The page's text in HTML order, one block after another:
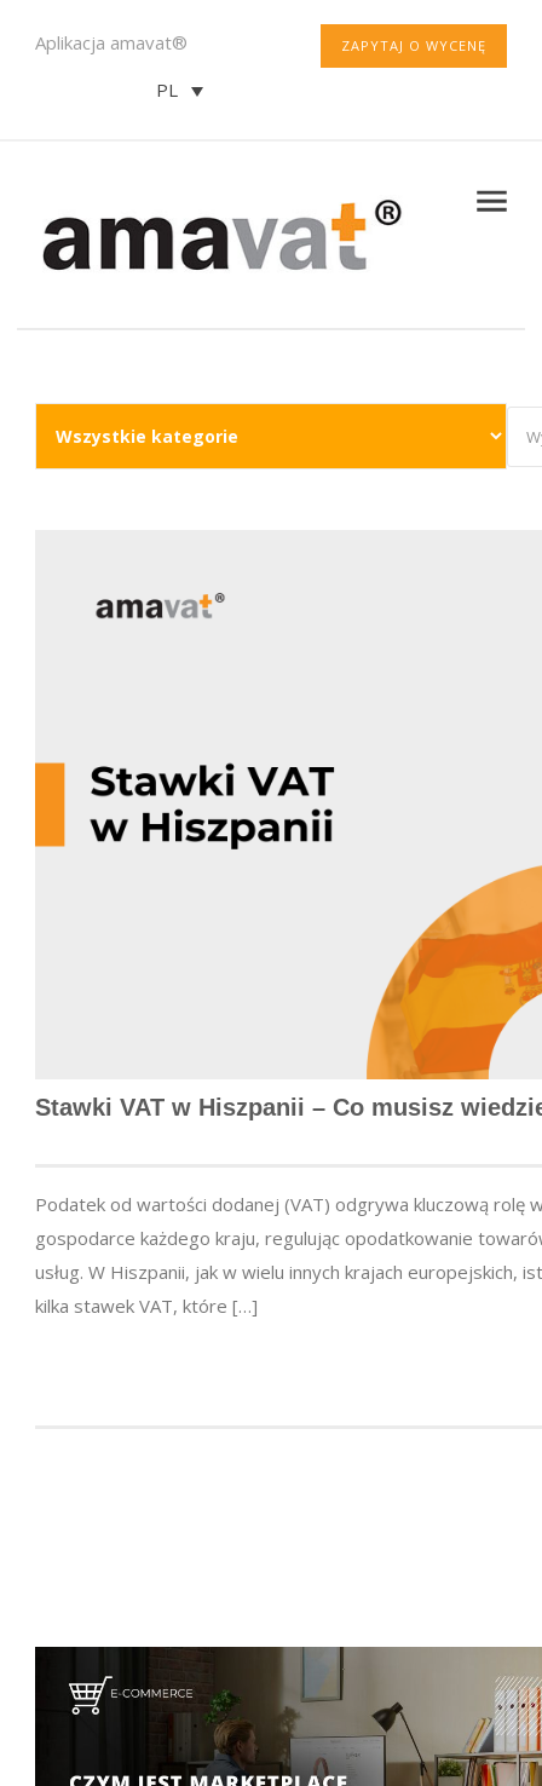
ZAPYTAJ O WYCENĘ
Aplikacja amavat®
PL
Stawki VAT w Hiszpanii – Co musisz
Podatek od wartości dodanej (VAT) odgrywa kluczową rolę
gospodarce każdego kraju, regulując opodatkowanie
usług. W Hiszpanii, jak w wielu innych krajach europejskich,
kilka stawek VAT, które […]